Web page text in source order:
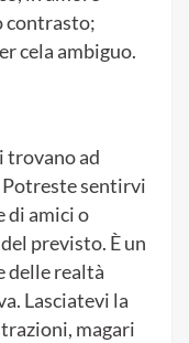
contrasto;
cela ambiguo.
trovano ad
sentirvi
di amici o
previsto. È un
delle realtà
Lasciatevi la
magari